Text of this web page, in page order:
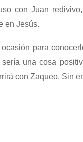
con Juan
en Jesús.
para
sería una cosa
con Zaqueo. Sin